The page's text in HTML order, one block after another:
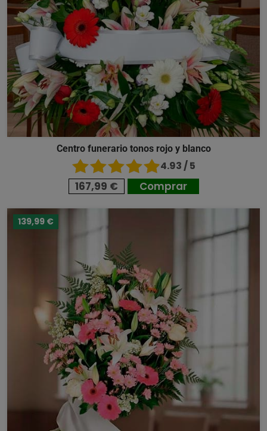
Centro funerario tonos rojo y blanco
4.93 / 5
167,99 € Comprar
139,99 €